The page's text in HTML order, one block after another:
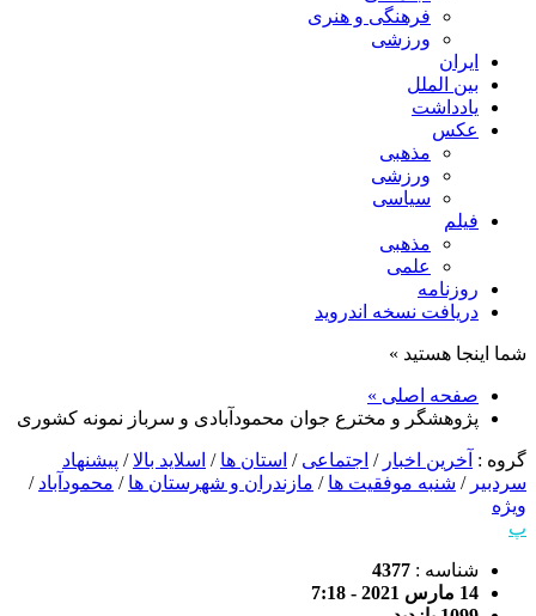
فرهنگی و هنری
ورزشی
ایران
بین الملل
یادداشت
عکس
مذهبی
ورزشی
سیاسی
فیلم
مذهبی
علمی
روزنامه
دریافت نسخه اندروید
شما اینجا هستید »
صفحه اصلی »
پژوهشگر و مخترع جوان محمودآبادی و سرباز نمونه کشوری
گروه : آخرین اخبار / اجتماعی / استان ها / اسلاید بالا/ پیشنهاد
سردبیر / شنبه موفقیت ها / مازندران و شهرستان ها / محمودآباد /
ویژه
پ
شناسه : 4377
14 مارس 2021 - 7:18